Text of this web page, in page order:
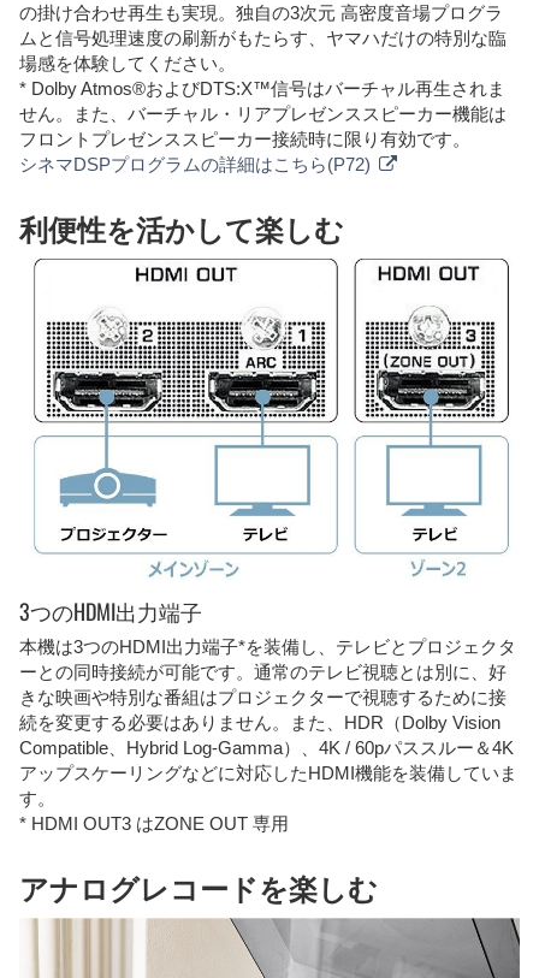
の掛け合わせ再生も実現。独自の3次元 高密度音場プログラ
ムと信号処理速度の刷新がもたらす、ヤマハだけの特別な臨
場感を体験してください。
* Dolby Atmos®およびDTS:X™信号はバーチャル再生されま
せん。また、バーチャル・リアプレゼンススピーカー機能は
フロントプレゼンススピーカー接続時に限り有効です。
シネマDSPプログラムの詳細はこちら(P72)
利便性を活かして楽しむ
3つのHDMI出力端子
本機は3つのHDMI出力端子*を装備し、テレビとプロジェクタ
ーとの同時接続が可能です。通常のテレビ視聴とは別に、好
きな映画や特別な番組はプロジェクターで視聴するために接
続を変更する必要はありません。また、HDR（Dolby Vision
Compatible、Hybrid Log-Gamma）、4K / 60pパススルー＆4K
アップスケーリングなどに対応したHDMI機能を装備していま
す。
* HDMI OUT3 はZONE OUT 専用
アナログレコードを楽しむ